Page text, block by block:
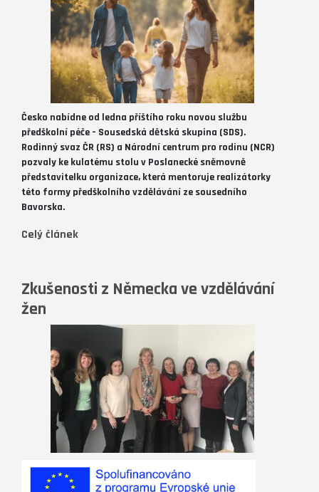
Česko nabídne od ledna příštího roku novou službu
předškolní péče – Sousedská dětská skupina (SDS).
Rodinný svaz ČR (RS) a Národní centrum pro rodinu (NCR)
pozvaly ke kulatému stolu v Poslanecké sněmovně
představitelku organizace, která mentoruje realizátorky
této formy předškolního vzdělávání ze sousedního
Bavorska.
Celý článek
Zkušenosti z Německa ve vzdělávání
žen